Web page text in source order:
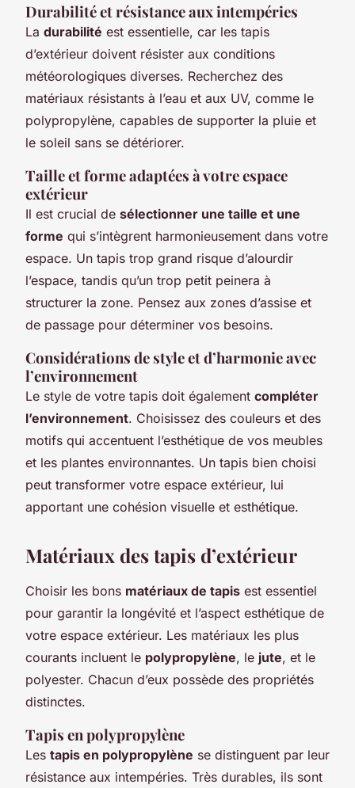
Durabilité et résistance aux intempéries
La durabilité est essentielle, car les tapis
d’extérieur doivent résister aux conditions
météorologiques diverses. Recherchez des
matériaux résistants à l’eau et aux UV, comme le
polypropylène, capables de supporter la pluie et
le soleil sans se détériorer.
Taille et forme adaptées à votre espace
extérieur
Il est crucial de sélectionner une taille et une
forme qui s’intègrent harmonieusement dans votre
espace. Un tapis trop grand risque d’alourdir
l’espace, tandis qu’un trop petit peinera à
structurer la zone. Pensez aux zones d’assise et
de passage pour déterminer vos besoins.
Considérations de style et d’harmonie avec
l’environnement
Le style de votre tapis doit également compléter
l’environnement. Choisissez des couleurs et des
motifs qui accentuent l’esthétique de vos meubles
et les plantes environnantes. Un tapis bien choisi
peut transformer votre espace extérieur, lui
apportant une cohésion visuelle et esthétique.
Matériaux des tapis d’extérieur
Choisir les bons matériaux de tapis est essentiel
pour garantir la longévité et l’aspect esthétique de
votre espace extérieur. Les matériaux les plus
courants incluent le polypropylène, le jute, et le
polyester. Chacun d’eux possède des propriétés
distinctes.
Tapis en polypropylène
Les tapis en polypropylène se distinguent par leur
résistance aux intempéries. Très durables, ils sont